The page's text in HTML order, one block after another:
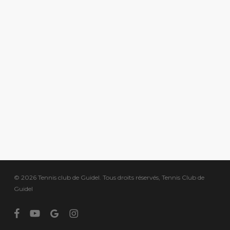
© 2026 Tennis club de Guidel. Tous droits réservés, Tennis Club de
Guidel